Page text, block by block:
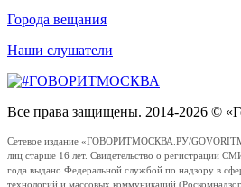
Города вещания
Наши слушатели
Все права защищены. 2014-2026 ©
Сетевое издание «ГОВОРИТМОСКВА.РУ/
лиц старше 16 лет. Свидетельство о регистрации
года выдано Федеральной службой по надзору в
технологий и массовых коммуникаций